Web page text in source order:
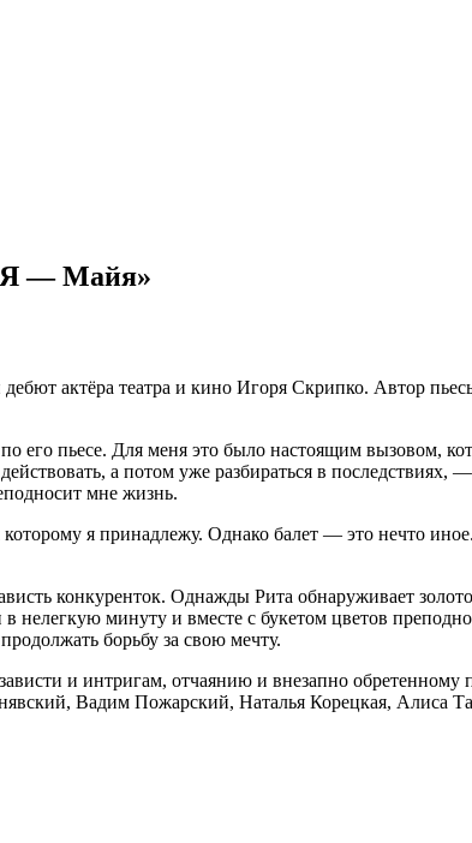
«Я — Майя»
актёра театра и кино Игоря Скрипко. Автор
пьесе. Для меня это было настоящим вызовом,
а потом уже разбираться в
мне жизнь.
я принадлежу. Однако балет — это нечто
конкуренток. Однажды Рита обнаруживает
нелегкую минуту и вместе с букетом цветов
борьбу за свою мечту.
и интригам, отчаянию и внезапно
Вадим Пожарский, Наталья Корецкая, Алиса